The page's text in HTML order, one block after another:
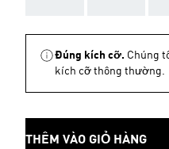
Đúng kích cỡ. Chúng
kích cỡ thông thường.
THÊM VÀO GIỎ HÀNG